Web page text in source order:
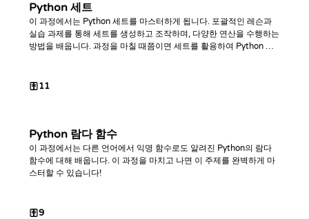
Python 세트
이 과정에서는 Python 세트를 마스터하게 됩니다. 포괄적인 레슨과
실습 과제를 통해 세트를 생성하고 조작하며, 다양한 연산을 수행하는
방법을 배웁니다. 과정을 마칠 때쯤이면 세트를 활용하여 Python 코
11
Python 람다 함수
이 과정에서는 다른 언어에서 익명 함수로도 알려진 Python의 람다
함수에 대해 배웁니다. 이 과정을 마치고 나면 이 주제를 완벽하게 마
스터할 수 있습니다!
9